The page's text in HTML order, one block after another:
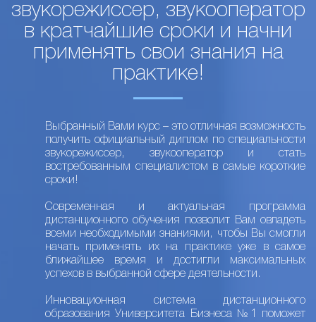
звукорежиссер, звукооператор
в кратчайшие сроки и начни
применять свои знания на
практике!
Выбранный Вами курс – это отличная возможность
получить официальный диплом по специальности
звукорежиссер, звукооператор и стать
востребованным специалистом в самые короткие
сроки!
Современная и актуальная программа
дистанционного обучения позволит Вам овладеть
всеми необходимыми знаниями, чтобы Вы смогли
начать применять их на практике уже в самое
ближайшее время и достигли максимальных
успехов в выбранной сфере деятельности.
Инновационная система дистанционного
образования Университета Бизнеса №1 поможет